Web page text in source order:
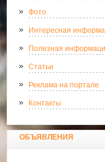
Фото
Интересная
Полезная
Статьи
Реклама на портале
Контакты
ОБЪЯВЛЕНИЯ